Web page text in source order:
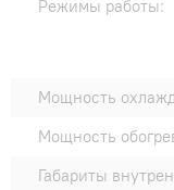
Режимы работы:
Мощность
Мощность
Габариты